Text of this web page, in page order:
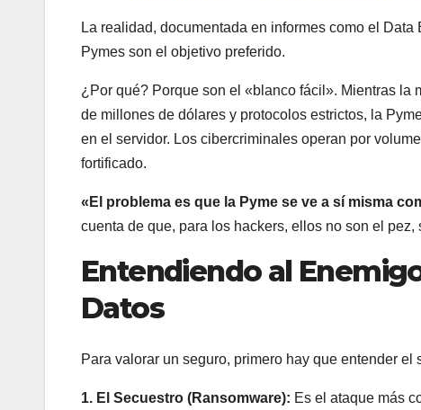
La realidad, documentada en informes como el
Pymes son el objetivo preferido.
¿Por qué? Porque son el «blanco fácil». Mientras
de millones de dólares y protocolos estrictos, la
en el servidor. Los cibercriminales operan por
fortificado.
«El problema es que la Pyme se ve a sí misma
cuenta de que, para los hackers, ellos no son el
Entendiendo al
Datos
Para valorar un seguro, primero hay que entender
1. El Secuestro (Ransomware): Es el ataque más